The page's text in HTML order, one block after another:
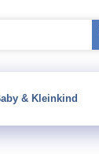
& Kleinkind